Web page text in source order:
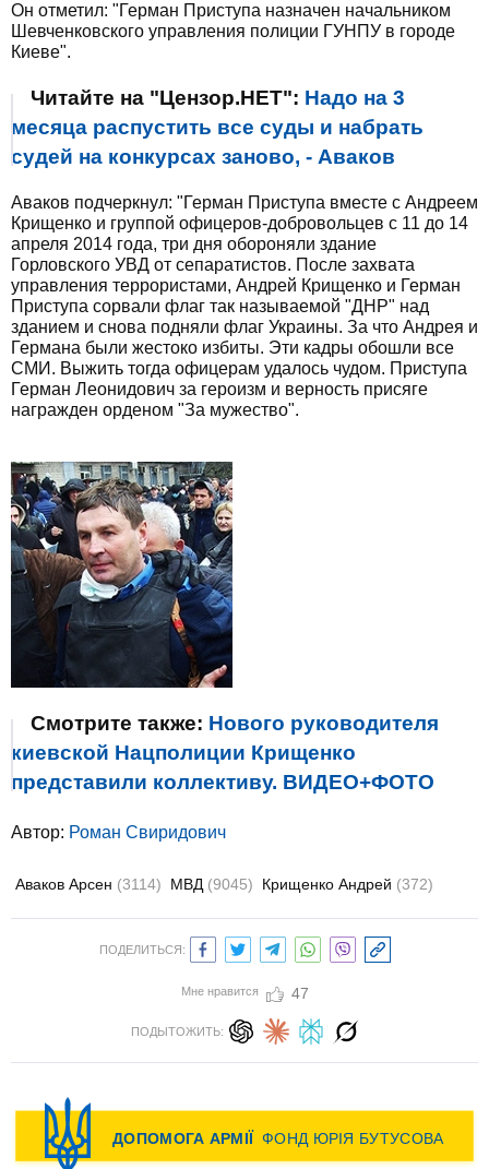
Он отметил: "Герман Приступа назначен начальником
Шевченковского управления полиции ГУНПУ в городе
Киеве".
Читайте на "Цензор.НЕТ": Надо на 3
месяца распустить все суды и набрать
судей на конкурсах заново, - Аваков
Аваков подчеркнул: "Герман Приступа вместе с Андреем
Крищенко и группой офицеров-добровольцев с 11 до 14
апреля 2014 года, три дня обороняли здание
Горловского УВД от сепаратистов. После захвата
управления террористами, Андрей Крищенко и Герман
Приступа сорвали флаг так называемой "ДНР" над
зданием и снова подняли флаг Украины. За что Андрея и
Германа были жестоко избиты. Эти кадры обошли все
СМИ. Выжить тогда офицерам удалось чудом. Приступа
Герман Леонидович за героизм и верность присяге
награжден орденом "За мужество".
Смотрите также: Нового руководителя
киевской Нацполиции Крищенко
представили коллективу. ВИДЕО+ФОТО
Автор: Роман Свиридович
Аваков Арсен (3114) МВД (9045) Крищенко Андрей (372)
ПОДЕЛИТЬСЯ:
Мне нравится 47
ПОДЫТОЖИТЬ: